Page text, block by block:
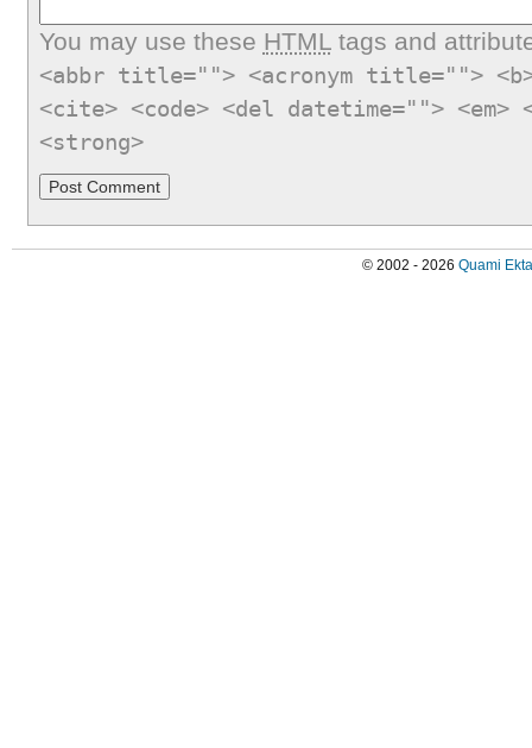
You may use these HTMLtags and
<abbr title=""> <acronym title="">
<cite> <code> <del datetime="">
<strong>
© 2002 - 2026 Quami